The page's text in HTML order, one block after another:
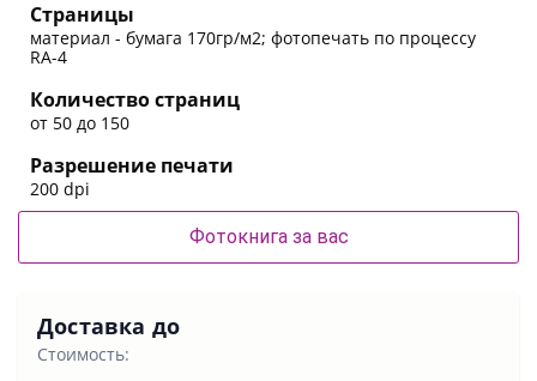
Страницы
материал - бумага 170гр/м2; фотопечать по процессу
RA-4
Количество страниц
от 50 до 150
Разрешение печати
200 dpi
Фотокнига за вас
Доставка до
Стоимость: